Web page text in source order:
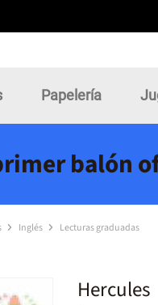
Papelería
balón
Inglés Lecturas graduadas
Hercules